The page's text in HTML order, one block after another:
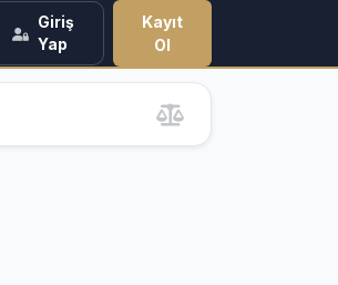
Giriş
Yap
Kayıt
Ol